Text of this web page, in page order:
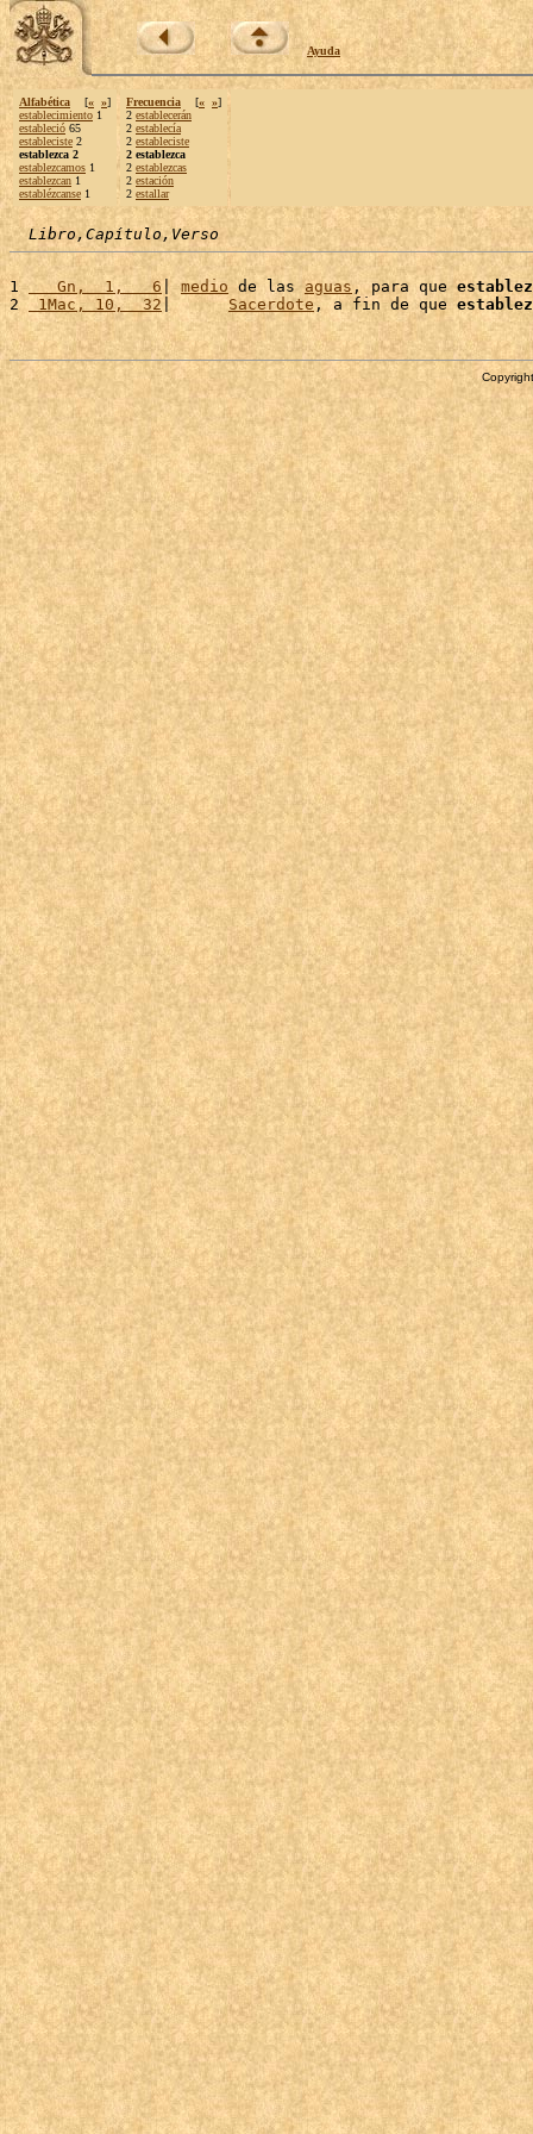
Ayuda
Alfabética [« »]
establecimiento 1
estableció 65
estableciste 2
establezca 2
establezcamos 1
establezcan 1
establézcanse 1
Frecuencia [« »]
2 establecerán
2 establecía
2 estableciste
2 establezca
2 establezcas
2 estación
2 estallar
Libro,Capítulo,Verso
1
   Gn,  1,   6
| medio de las aguas , para que
2 1Mac, 10,  32 | Sacerdote , a fin de que